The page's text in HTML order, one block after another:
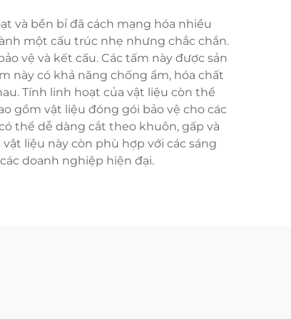
và bền bỉ đã cách mạng hóa nhiều
một cấu trúc nhẹ nhưng chắc chắn.
vệ và kết cấu. Các tấm này được sản
này có khả năng chống ẩm, hóa chất
Tính linh hoạt của vật liệu còn thể
gồm vật liệu đóng gói bảo vệ cho các
thể dễ dàng cắt theo khuôn, gấp và
liệu này còn phù hợp với các sáng
doanh nghiệp hiện đại.